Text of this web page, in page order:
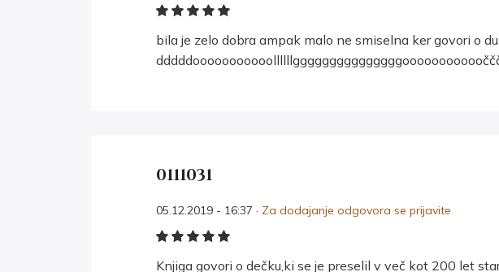
bila je zelo dobra ampak malo ne smiselna ker govori o
0111031
05.12.2019 - 16:37 · Za dodajanje odgovora se prijavite
Knjiga govori o dečku,ki se je preselil v več kot 200 let